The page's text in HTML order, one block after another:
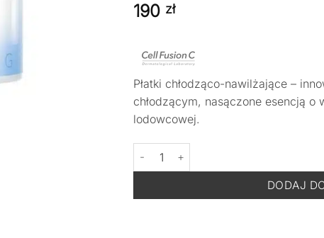
190 zł
Płatki chłodząco-nawilżające –
chłodzącym, nasączone esencją
lodowcowej.
ilość Cell Fusion C Cooling Pad - Płatek
DODAJ